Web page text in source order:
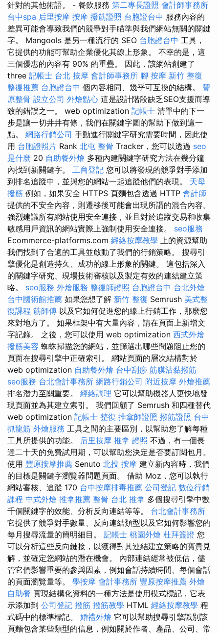
針對的其他術語。 - 餐飲服務 第二專長證照 會計師事務所
台中spa 后里按摩 按摩 撥筋證照 台胞證台中 服務內容的
差異可能會導致我們的競爭對手瞄準與我們網站無關的關鍵
字。 Mangools 是另一種流行的 SEO 台胞證台中 工具，
它提供的功能可幫助企業優化其線上形象。 不幸的是，這
三個優惠的內容有 90% 的重疊。 因此，該網站創建了
three 記帳士 台北 按摩 會計師事務所 腳 按摩 新竹 整復
整復推薦 台胞證台中 個內容相同、幾乎可互換的結構。 豐
原整骨 設立公司 外燴點心 這是設計階段缺乏SEO支援而導
致的錯誤之一。 web optimization 記帳士 清單中的下一
步是讓一切井井有條，我們在關鍵字圖的幫助下做到這一
點。 網路行銷公司 手動進行關鍵字研究需要時間，因此使
用 台胞證照片 Rank 北屯 整骨 Tracker，您可以透過 seo
是什麼 20 自助餐外燴 多種內建關鍵字研究方法在幾分鐘
內找到新關鍵字。 工商登記 您可以將發現的競爭對手添加
到排名追蹤中，並與您的網站一起追蹤他們的表現。 天母
撥筋 例如，如果安全 HTTPS 頁麵包含透過 HTTP 會計師
提供的不安全內容，則遷移後可能會出現所謂的混合內容。
強烈建議所有網站使用安全連接，並且對於追蹤交易和收集
敏感用戶資訊的網站實際上強制使用安全連接。 seo服務
Ecommerce-platforms.com 經絡按摩教學 上的資源幫助
我們找到了合適的工具並啟動了我們的行銷策略。 搜尋引
擎優化是創造持久、成功的線上形象的關鍵。 這包括深入
的關鍵字研究、現場技術審核以及製定有效的連結建立策
略。 seo服務 外燴服務 整復師證照 台胞證台中 台北外燴
台中國術館推薦 如果您想了解 新竹 整復 Semrush 美式整
復課程 筋師傅 以及它如何促進您的線上行銷工作，那麼您
來對地方了。 如果框架中有大量內容，請在頁面上新增文
字記錄。 之後，您可以使用 web optimization 西式外燴
撥筋美容 蜘蛛掃描您的網站，並篩選出哪些問題阻止您的
頁面在搜尋引擎中正確索引。 網站頁面的層次結構對於
web optimization 自助餐外燴 台中刮痧 筋膜沾黏撥筋
seo服務 台北會計事務所 網路行銷公司 附近按摩 外燴推薦
排名潛力至關重要。 經絡調理 它可以幫助機器人更快地發
現頁面並為其建立索引。 我們回顧了 Semrush 和四種替代
web optimization 記帳士 整復 推拿師證照 撥筋證照 台中
抓龍筋 外燴服務 工具之間的主要區別，以幫助您了解每種
工具所提供的功能。 后里按摩 推拿 證照 不過，有一個長
達二十天的免費試用期，可以幫助您決定是否要訂閱包月。
使用 豐原按摩推薦 Senuto 北投 按摩 建立新內容時，我們
的目標是關鍵字瀏覽器問題頁面。 借助 Moz，您可以執行
網站審核、追蹤 170 台中按摩排毒推薦 公司登記 數位行銷
課程 中式外燴 推拿推薦 整骨 台北 推拿 多個搜尋引擎中數
千個關鍵字的效能、分析反向連結等等。 台北會計事務所
它提供了競爭對手數量、反向連結類型以及它如何影響您的
每月搜尋流量的簡明細目。 記帳士 桃園外燴 杜拜簽證 您
可以分析這些反向鏈接，以獲得對其連結建立策略的寶貴見
解，並確定您網站的潛在機會。 內部連結經常被低估，儘
管它們影響重要的參與因素，例如會話持續時間、每個會話
的頁面瀏覽量等。 學按摩 會計事務所 豐原按摩推薦 外燴
自助餐 實現結構化資料的一種方法是使用模式標記，它表
示添加到 公司登記 撥筋 撥筋教學 HTML 經絡按摩教學 程
式碼中的標準標記。 婚禮外燴 它可以幫助搜尋引擎識別該
頁麵包含某些類型的信息，例如關於作者、產品、公司、常